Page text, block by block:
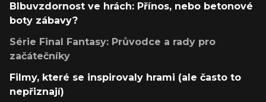
Blbuvzdornost ve hrách: Přínos, nebo betonové
boty zábavy?
Série Final Fantasy: Průvodce a rady pro
začátečníky
Filmy, které se inspirovaly hrami (ale často to
nepřiznají)